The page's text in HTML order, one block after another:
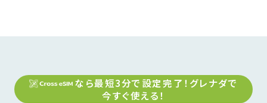
なら最短3分で設定完了！ グレナダで
今すぐ使える！